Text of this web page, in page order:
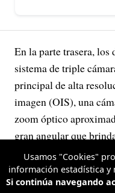
En la parte trasera, los
sistema de triple
principal de alta
imagen (OIS), una
zoom óptico
gran angular que
encuadre.
Usamos "Cookies"
información estadística
Si continúa navegando